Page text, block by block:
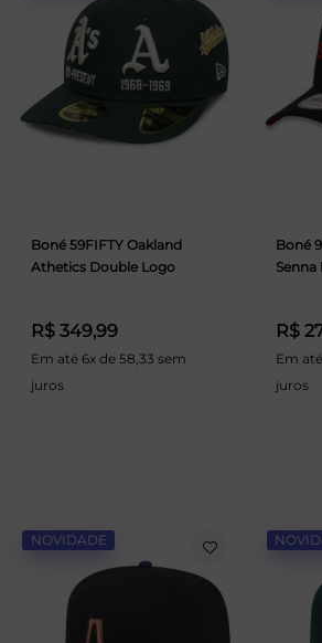
Boné 59FIFTY Oakland
Athetics Double Logo
R$ 349,99
Em até 6x de 58,33 sem
juros
Boné
Senna
R$
Em
juros
NOVIDADE